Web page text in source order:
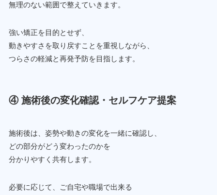
無理のない範囲で整えていきます。
強い矯正を目的とせず、
動きやすさを取り戻すことを重視しながら、
つらさの軽減と再発予防を目指します。
④ 施術後の変化確認・セルフケア提案
施術後は、姿勢や動きの変化を一緒に確認し、
どの部分がどう変わったのかを
分かりやすく共有します。
必要に応じて、ご自宅や職場で出来る